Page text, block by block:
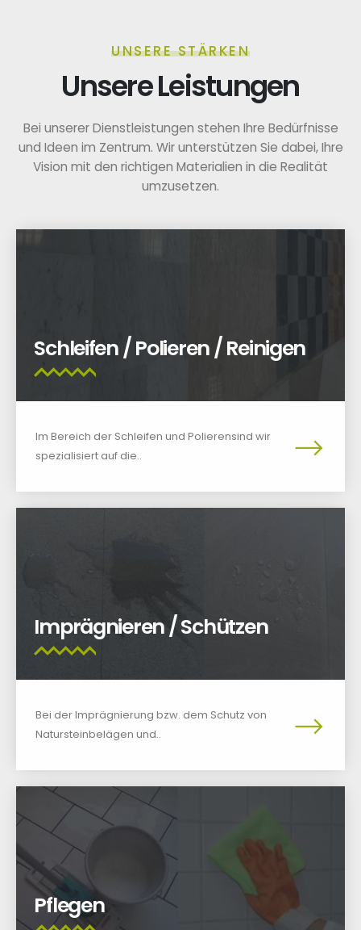
UNSERE STÄRKEN
Unsere Leistungen
Bei unserer Dienstleistungen stehen Ihre Bedürfnisse
und Ideen im Zentrum. Wir unterstützen Sie dabei, Ihre
Vision mit den richtigen Materialien in die Realität
umzusetzen.
Schleifen / Polieren / Reinigen
Im Bereich der Schleifen und Polierensind wir
spezialisiert auf die..
Imprägnieren / Schützen
Bei der Imprägnierung bzw. dem Schutz von
Natursteinbelägen und..
Pflegen